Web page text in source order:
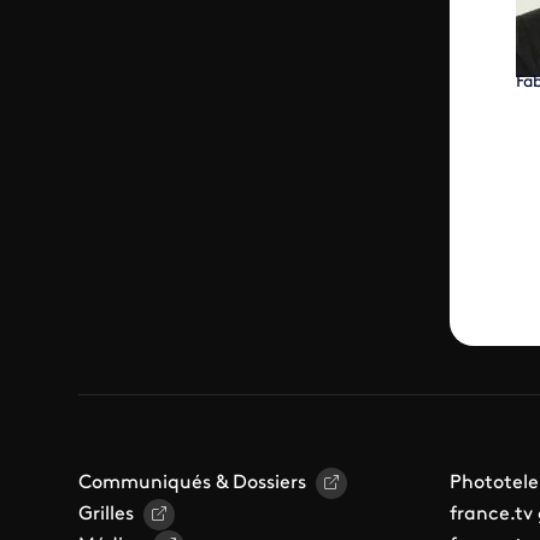
Communiqués & Dossiers
Grilles
Phototele
france.tv